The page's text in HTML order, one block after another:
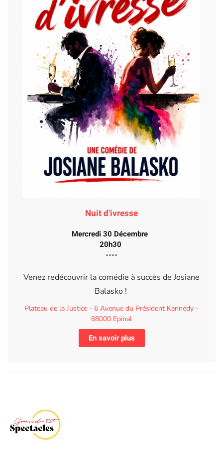
Nuit d'ivresse
Mercredi 30 Décembre
20h30
----
Venez redécouvrir la comédie à succès de Josiane
Balasko !
Plateau de la Justice - 6 Avenue du Président Kennedy -
88000 Epinal
En savoir plus